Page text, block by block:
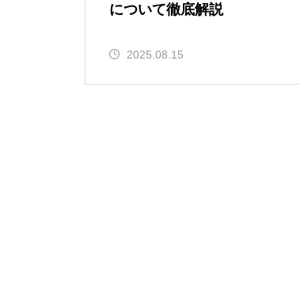
について徹底解説
2025.08.15